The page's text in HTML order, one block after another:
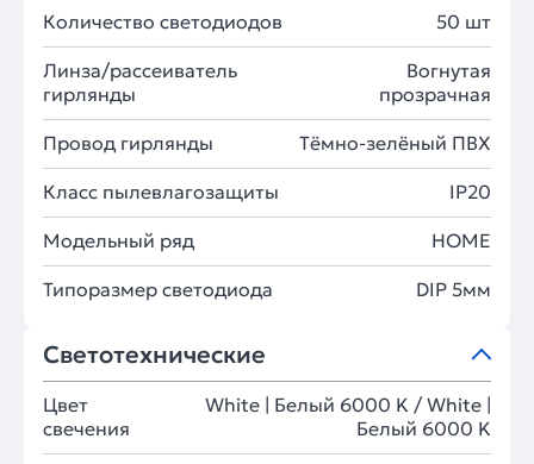
Количество светодиодов 50 шт
Линза/рассеиватель
гирлянды
Вогнутая
прозрачная
Провод гирлянды Тёмно-зелёный ПВХ
Класс пылевлагозащиты IP20
Модельный ряд HOME
Типоразмер светодиода DIP 5мм
Светотехнические
Цвет
свечения
White | Белый 6000 K / White |
Белый 6000 K